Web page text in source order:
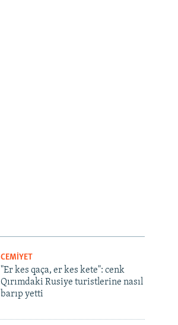
CEMİYET
"Er kes qaça, er kes kete": cenk
Qırımdaki Rusiye turistlerine nasıl
barıp yetti